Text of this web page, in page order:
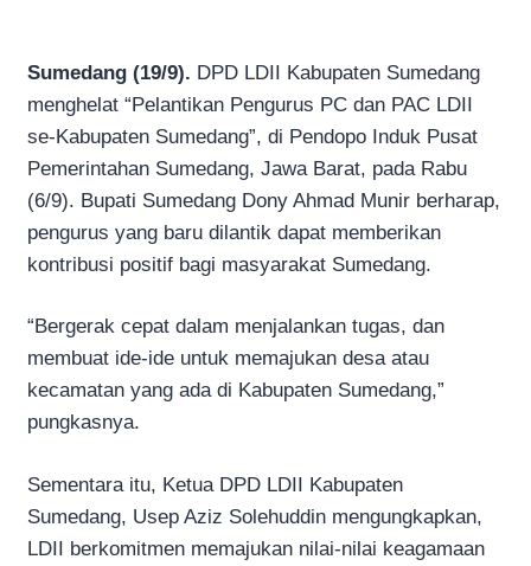
Sumedang (19/9). DPD LDII Kabupaten Sumedang
menghelat “Pelantikan Pengurus PC dan PAC LDII
se-Kabupaten Sumedang”, di Pendopo Induk Pusat
Pemerintahan Sumedang, Jawa Barat, pada Rabu
(6/9). Bupati Sumedang Dony Ahmad Munir berharap,
pengurus yang baru dilantik dapat memberikan
kontribusi positif bagi masyarakat Sumedang.
“Bergerak cepat dalam menjalankan tugas, dan
membuat ide-ide untuk memajukan desa atau
kecamatan yang ada di Kabupaten Sumedang,”
pungkasnya.
Sementara itu, Ketua DPD LDII Kabupaten
Sumedang, Usep Aziz Solehuddin mengungkapkan,
LDII berkomitmen memajukan nilai-nilai keagamaan